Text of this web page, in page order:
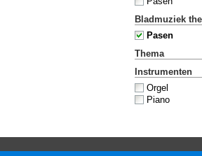
Bladmuziek
Pasen
Thema
Instrumenten
Orgel
Piano